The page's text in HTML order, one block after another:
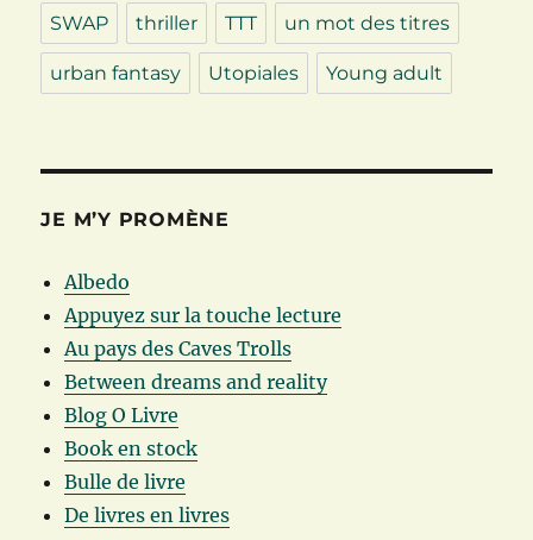
SWAP thriller TTT un mot des titres
urban fantasy Utopiales Young adult
JE M’Y PROMÈNE
Albedo
Appuyez sur la touche lecture
Au pays des Caves Trolls
Between dreams and reality
Blog O Livre
Book en stock
Bulle de livre
De livres en livres